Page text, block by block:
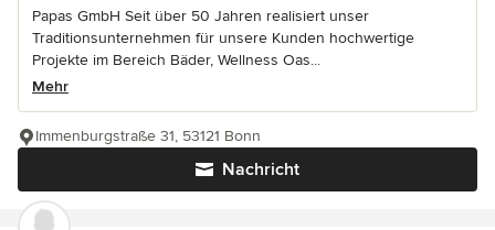
Papas GmbH Seit über 50 Jahren realisiert unser
Traditionsunternehmen für unsere Kunden hochwertige
Projekte im Bereich Bäder, Wellness Oas...
Mehr
Nachricht
Immenburgstraße 31, 53121 Bonn